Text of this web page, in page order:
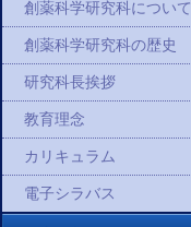
創薬科学研究科について
創薬科学研究科の歴史
研究科長挨拶
教育理念
カリキュラム
電子シラバス